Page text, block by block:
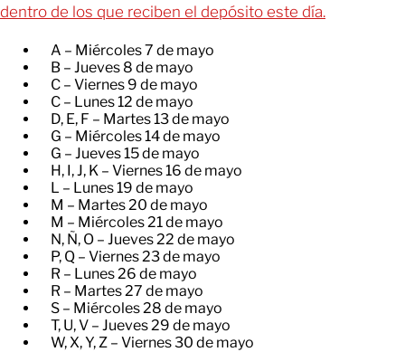
dentro de los que reciben el depósito este día.
A – Miércoles 7 de mayo
B – Jueves 8 de mayo
C – Viernes 9 de mayo
C – Lunes 12 de mayo
D, E, F – Martes 13 de mayo
G – Miércoles 14 de mayo
G – Jueves 15 de mayo
H, I, J, K – Viernes 16 de mayo
L – Lunes 19 de mayo
M – Martes 20 de mayo
M – Miércoles 21 de mayo
N, Ñ, O – Jueves 22 de mayo
P, Q – Viernes 23 de mayo
R – Lunes 26 de mayo
R – Martes 27 de mayo
S – Miércoles 28 de mayo
T, U, V – Jueves 29 de mayo
W, X, Y, Z – Viernes 30 de mayo